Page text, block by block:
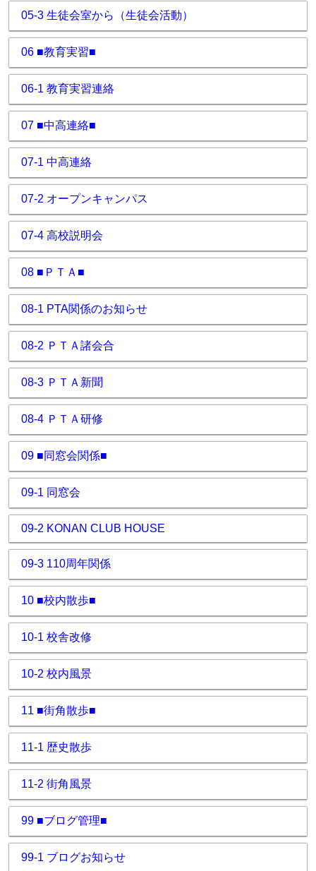
05-3 生徒会室から（生徒会活動）
06 ■教育実習■
06-1 教育実習連絡
07 ■中高連絡■
07-1 中高連絡
07-2 オープンキャンパス
07-4 高校説明会
08 ■ＰＴＡ■
08-1 PTA関係のお知らせ
08-2 ＰＴＡ諸会合
08-3 ＰＴＡ新聞
08-4 ＰＴＡ研修
09 ■同窓会関係■
09-1 同窓会
09-2 KONAN CLUB HOUSE
09-3 110周年関係
10 ■校内散歩■
10-1 校舎改修
10-2 校内風景
11 ■街角散歩■
11-1 歴史散歩
11-2 街角風景
99 ■ブログ管理■
99-1 ブログお知らせ